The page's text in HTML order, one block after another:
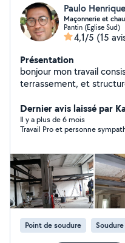
Paulo
Maçonnerie et
Pantin (Eglise Sud)
4,1/5 (15
Présentation
bonjour mon travail
terrassement,
Dernier avis laissé par
Il y a plus de 6 mois
Point de soudure Soudure